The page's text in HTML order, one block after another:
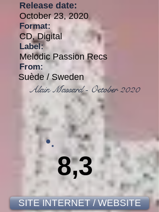
Release date:
October 23, 2020
Format:
CD, Digital
Label:
Melodic Passion Recs
From:
Suède / Sweden
Alain Massard - October 2020
8,3
SITE INTERNET / WEBSITE